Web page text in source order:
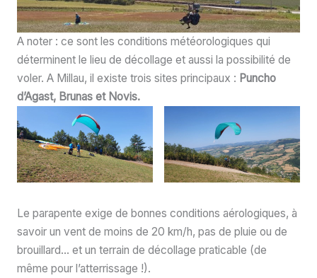
A noter : ce sont les conditions météorologiques qui
déterminent le lieu de décollage et aussi la possibilité de
voler. A Millau, il existe trois sites principaux : Puncho
d’Agast, Brunas et Novis.
Le parapente exige de bonnes conditions aérologiques, à
savoir un vent de moins de 20 km/h, pas de pluie ou de
brouillard… et un terrain de décollage praticable (de
même pour l’atterrissage !).